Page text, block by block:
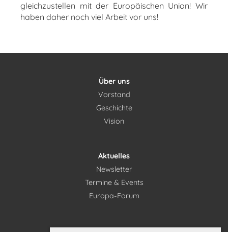
gleichzustellen mit der Europäischen Union! Wir
haben daher noch viel Arbeit vor uns!
Über uns
Vorstand
Geschichte
Vision
Aktuelles
Newsletter
Termine & Events
Europa-Forum